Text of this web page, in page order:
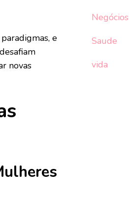
e
novas
Negócios
Saude
vida